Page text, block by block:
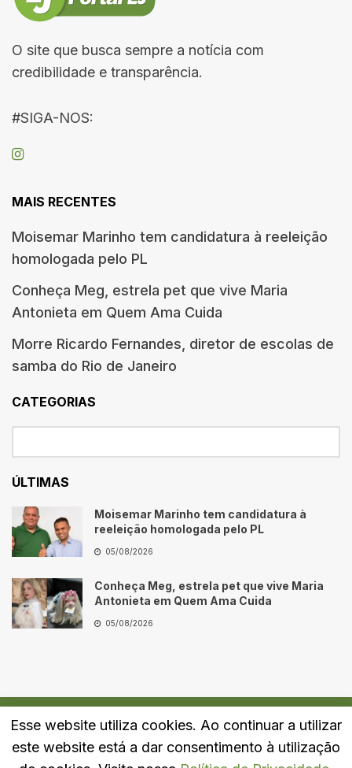
O site que busca sempre a notícia com
credibilidade e transparência.
#SIGA-NOS:
MAIS RECENTES
Moisemar Marinho tem candidatura à reeleição
homologada pelo PL
Conheça Meg, estrela pet que vive Maria
Antonieta em Quem Ama Cuida
Morre Ricardo Fernandes, diretor de escolas de
samba do Rio de Janeiro
CATEGORIAS
ÚLTIMAS
Moisemar Marinho tem candidatura à
reeleição homologada pelo PL
05/08/2026
Conheça Meg, estrela pet que vive Maria
Antonieta em Quem Ama Cuida
05/08/2026
Quem Somos Fale Conosco Política de Privacidade
Esse website utiliza cookies. Ao continuar a utilizar
este website está a dar consentimento à utilização